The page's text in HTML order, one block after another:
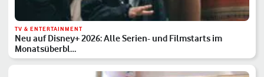
TV & ENTERTAINMENT
Neu auf Disney+ 2026: Alle Serien- und Filmstarts im
Monatsüberbl…